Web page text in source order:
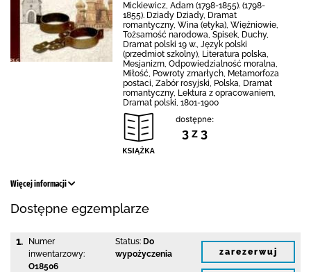
Mickiewicz, Adam (1798-1855). (1798-
1855). Dziady Dziady, Dramat
romantyczny, Wina (etyka), Więźniowie,
Tożsamość narodowa, Spisek, Duchy,
Dramat polski 19 w., Język polski
(przedmiot szkolny), Literatura polska,
Mesjanizm, Odpowiedzialność moralna,
Miłość, Powroty zmarłych, Metamorfoza
postaci, Zabór rosyjski, Polska, Dramat
romantyczny, Lektura z opracowaniem,
Dramat polski, 1801-1900
dostępne:
3 z 3
Więcej informacji
Dostępne egzemplarze
1.
Numer
inwentarzowy:
O18506
Status: Do
wypożyczenia
zarezerwuj